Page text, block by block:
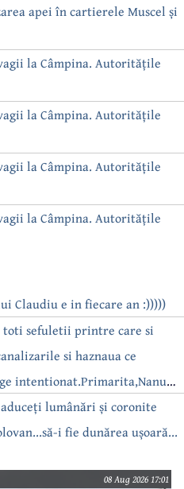
apei în cartierele Muscel și
la Câmpina. Autoritățile
la Câmpina. Autoritățile
la Câmpina. Autoritățile
la Câmpina. Autoritățile
Claudiu e in fiecare an :)))))
toti sefuletii printre care si
si haznaua ce
intentionat.Primarita,Nanu
o si pe Izabel Mitrea
lumânări și coronite
i fie dunărea ușoară...
08 Aug 2026 17:01